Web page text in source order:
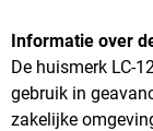
Informatie over
De huismerk LC-
gebruik in
zakelijke